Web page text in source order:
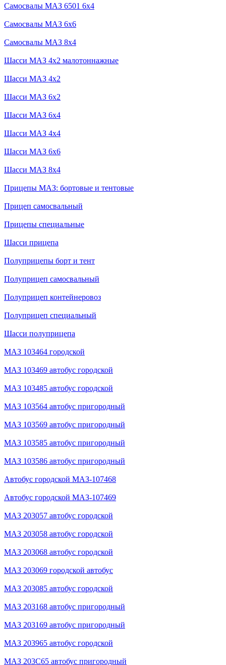
Самосвалы МАЗ 6501 6x4
Самосвалы МАЗ 6x6
Самосвалы МАЗ 8x4
Шасси МАЗ 4x2 малотоннажные
Шасси МАЗ 4x2
Шасси МАЗ 6x2
Шасси МАЗ 6x4
Шасси МАЗ 4x4
Шасси МАЗ 6x6
Шасси МАЗ 8x4
Прицепы МАЗ: бортовые и тентовые
Прицеп самосвальный
Прицепы специальные
Шасси прицепа
Полуприцепы борт и тент
Полуприцеп самосвальный
Полуприцеп контейнеровоз
Полуприцеп специальный
Шасси полуприцепа
МАЗ 103464 городской
МАЗ 103469 автобус городской
МАЗ 103485 автобус городской
МАЗ 103564 автобус пригородный
МАЗ 103569 автобус пригородный
МАЗ 103585 автобус пригородный
МАЗ 103586 автобус пригородный
Автобус городской МАЗ-107468
Автобус городской МАЗ-107469
МАЗ 203057 автобус городской
МАЗ 203058 автобус городской
МАЗ 203068 автобус городской
МАЗ 203069 городской автобус
МАЗ 203085 автобус городской
МАЗ 203168 автобус пригородный
МАЗ 203169 автобус пригородный
МАЗ 203965 автобус городской
МАЗ 203С65 автобус пригородный